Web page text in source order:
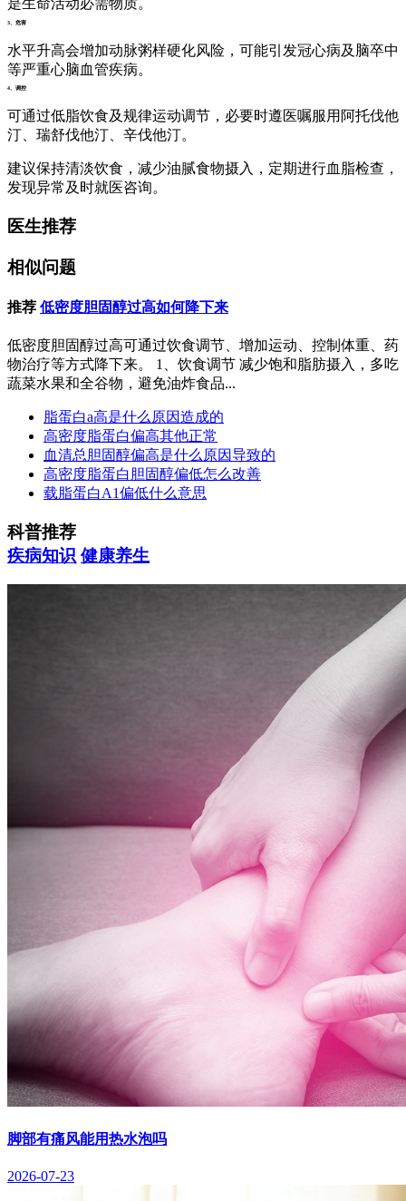
是生命活动必需物质。
3、危害
水平升高会增加动脉粥样硬化风险，可能引发冠心病及脑卒中
等严重心脑血管疾病。
4、调控
可通过低脂饮食及规律运动调节，必要时遵医嘱服用阿托伐他
汀、瑞舒伐他汀、辛伐他汀。
建议保持清淡饮食，减少油腻食物摄入，定期进行血脂检查，
发现异常及时就医咨询。
医生推荐
相似问题
推荐 低密度胆固醇过高如何降下来
低密度胆固醇过高可通过饮食调节、增加运动、控制体重、药
物治疗等方式降下来。 1、饮食调节 减少饱和脂肪摄入，多吃
蔬菜水果和全谷物，避免油炸食品...
脂蛋白a高是什么原因造成的
高密度脂蛋白偏高其他正常
血清总胆固醇偏高是什么原因导致的
高密度脂蛋白胆固醇偏低怎么改善
载脂蛋白A1偏低什么意思
科普推荐
疾病知识 健康养生
脚部有痛风能用热水泡吗
2026-07-23